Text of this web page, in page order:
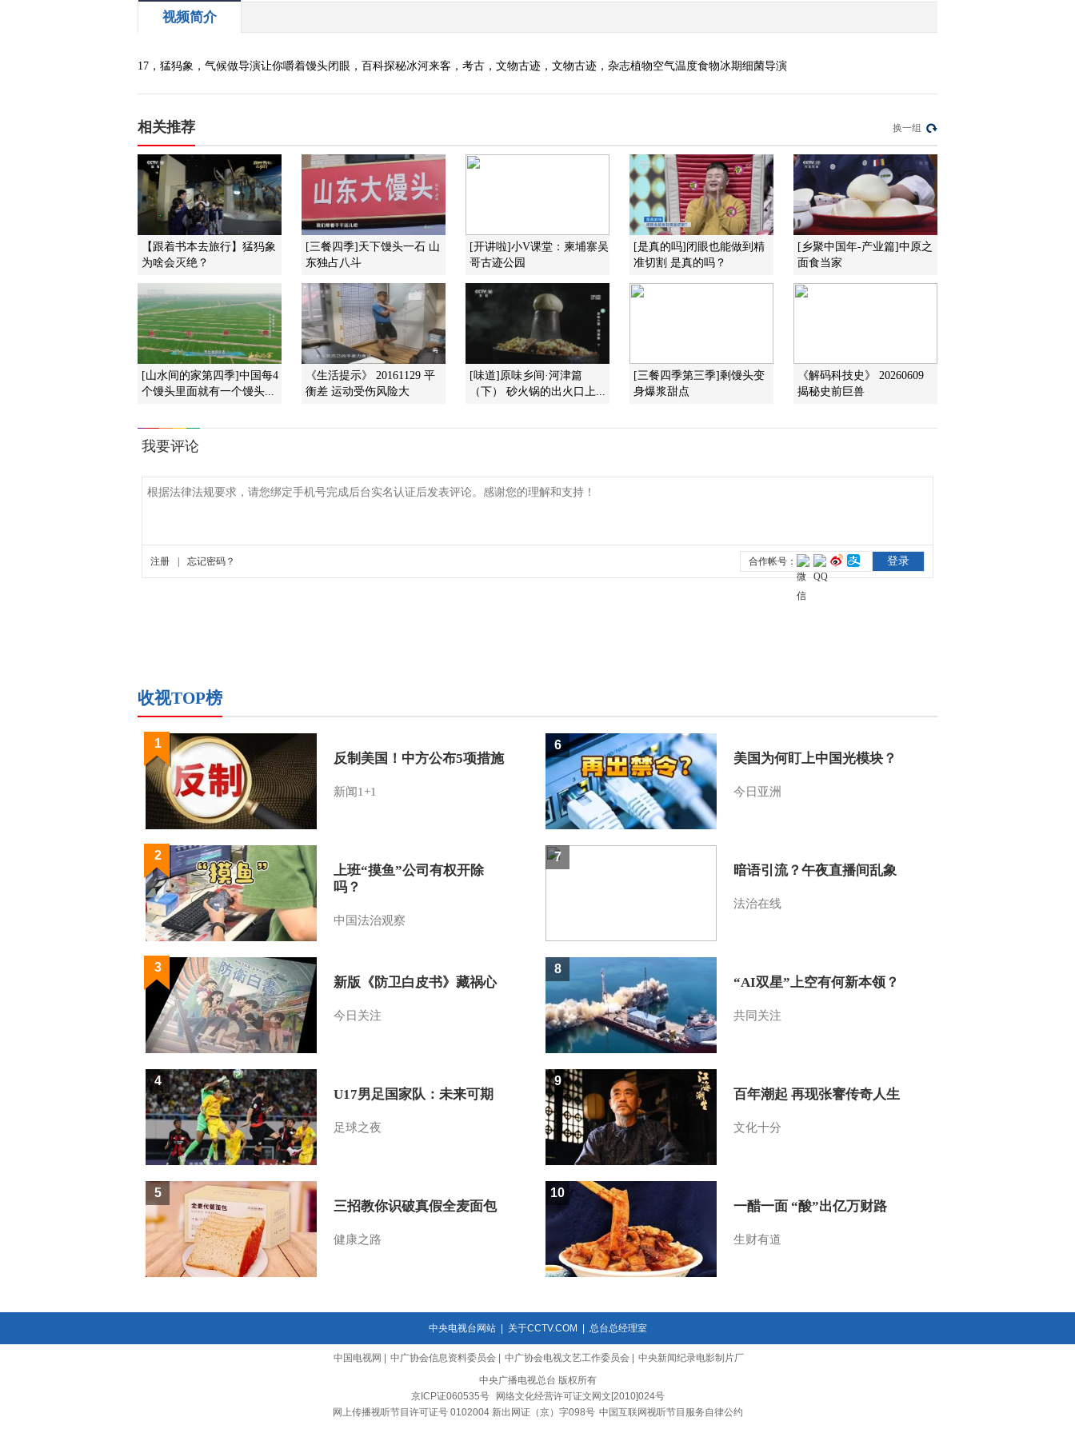
视频简介
17，猛犸象，气候做导演让你嚼着馒头闭眼，百科探秘冰河来客，考古，文物古迹，文物古迹，杂志植物空气温度食物冰期细菌导演
相关推荐 换一组
【跟着书本去旅行】猛犸象
为啥会灭绝？
[三餐四季]天下馒头一石 山
东独占八斗
[开讲啦]小V课堂：柬埔寨吴
哥古迹公园
[是真的吗]闭眼也能做到精
准切割 是真的吗？
[乡聚中国年-产业篇]中原之
面食当家
[山水间的家第四季]中国每4
个馒头里面就有一个馒头...
《生活提示》 20161129 平
衡差 运动受伤风险大
[味道]原味乡间·河津篇
（下） 砂火锅的出火口上...
[三餐四季第三季]剩馒头变
身爆浆甜点
《解码科技史》 20260609
揭秘史前巨兽
收视TOP榜
反制美国！中方公布5项措施
新闻1+1
1
上班“摸鱼”公司有权开除
吗？
中国法治观察
2
新版《防卫白皮书》藏祸心
今日关注
3
U17男足国家队：未来可期
足球之夜
4
三招教你识破真假全麦面包
健康之路
5
美国为何盯上中国光模块？
今日亚洲
6
暗语引流？午夜直播间乱象
法治在线
7
“AI双星”上空有何新本领？
共同关注
8
百年潮起 再现张謇传奇人生
文化十分
9
一醋一面 “酸”出亿万财路
生财有道
10
中央电视台网站| 关于CCTV.COM 总台总经理室
中国电视网 中广协会信息资料委员会 中广协会电视文艺工作委员会
中央新闻纪录电影制片厂
中央广播电视总台 版权所有
京ICP证060535号
网络文化经营许可证文网文[2010]024号
网上传播视听节目许可证号 0102004 新出网证（京）字098号 中国互联网视听节目服务自律公约